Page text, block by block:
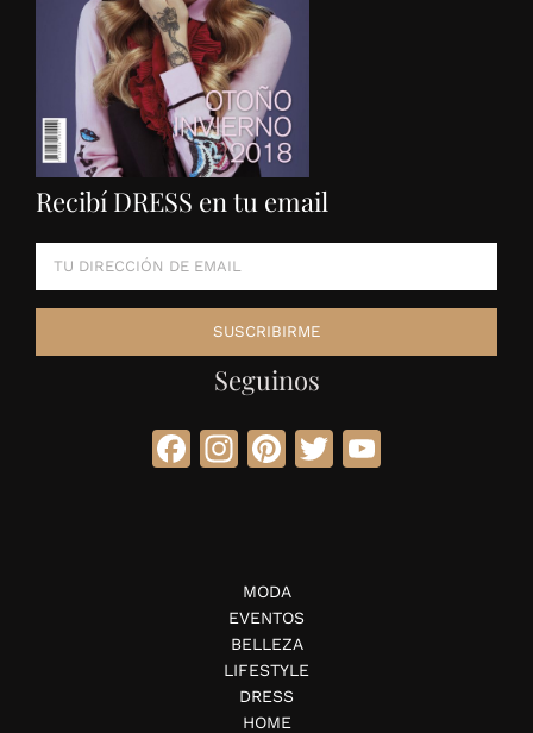
Recibí DRESS en tu email
Seguinos
Facebook
Instagram
Pinterest
Twitter
MODA
EVENTOS
BELLEZA
LIFESTYLE
DRESS
HOME